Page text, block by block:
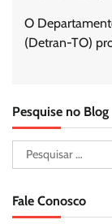
O
(Detran-TO)
Pesquise no Blog
Pesquisar
por:
Fale Conosco